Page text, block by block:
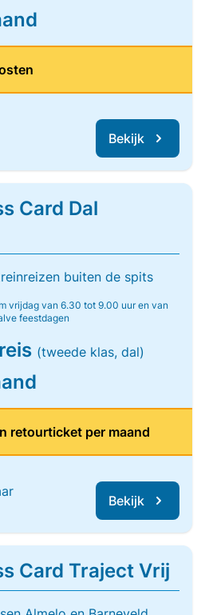
Bekijk
Card Dal
buiten de spits
vrijdag van 6.30 tot 9.00 uur en van
feestdagen
(tweede klas, dal)
retourticket per maand
Bekijk
Card Traject Vrij